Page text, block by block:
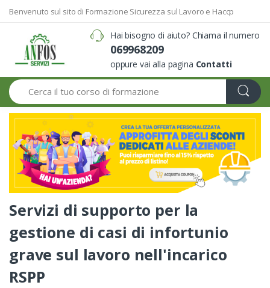
Benvenuto sul sito di Formazione Sicurezza sul Lavoro e Haccp
Hai bisogno di aiuto? Chiama il numero
069968209
oppure vai alla pagina Contatti
Search
Servizi di supporto per la
gestione di casi di infortunio
grave sul lavoro nell'incarico
RSPP